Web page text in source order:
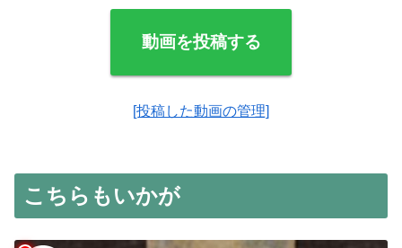
動画を投稿する
[投稿した動画の管理]
こちらもいかが